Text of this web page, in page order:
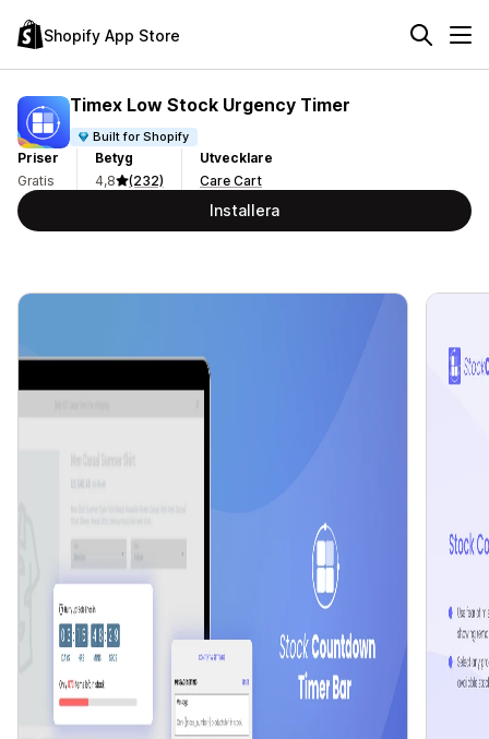
Shopify App Store
Timex Low Stock Urgency Timer
Built for Shopify
Priser
Gratis
Betyg
4,8
(232)
Utvecklare
Care Cart
Installera